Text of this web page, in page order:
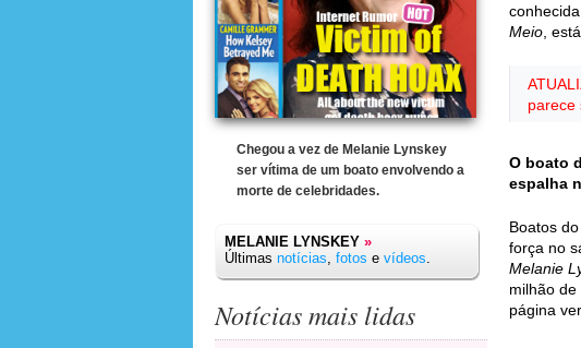
Chegou a vez de Melanie Lynskey
ser vítima de um boato envolvendo a
morte de celebridades.
MELANIE LYNSKEY »
Últimas notícias, fotos e vídeos.
Notícias mais lidas
Meio ,
parece
O boato
espalha
Boatos
força no
Melanie
milhão de
página